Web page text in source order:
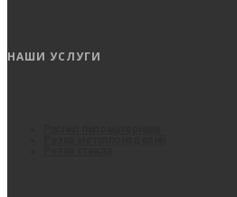
НАШИ УСЛУГИ